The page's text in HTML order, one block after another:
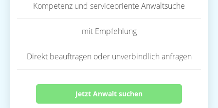
Kompetenz und serviceoriente Anwaltsuche
mit Empfehlung
Direkt beauftragen oder unverbindlich anfragen
Jetzt Anwalt suchen